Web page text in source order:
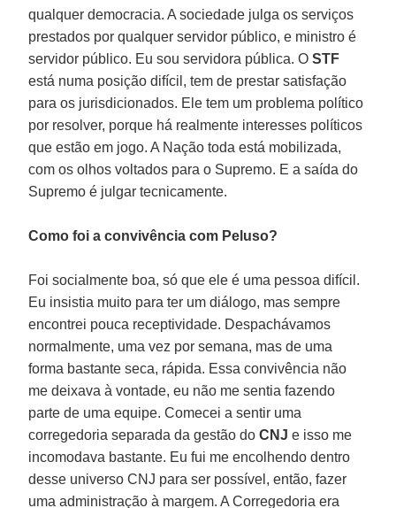
qualquer democracia. A sociedade julga os serviços
prestados por qualquer servidor público, e ministro é
servidor público. Eu sou servidora pública. OSTF
está numa posição difícil, tem de prestar satisfação
para os jurisdicionados. Ele tem um problema político
por resolver, porque há realmente interesses políticos
que estão em jogo. A Nação toda está mobilizada,
com os olhos voltados para o Supremo. E a saída do
Supremo é julgar tecnicamente.
Como foi a convivência com Peluso?
Foi socialmente boa, só que ele é uma pessoa difícil.
Eu insistia muito para ter um diálogo, mas sempre
encontrei pouca receptividade. Despachávamos
normalmente, uma vez por semana, mas de uma
forma bastante seca, rápida. Essa convivência não
me deixava à vontade, eu não me sentia fazendo
parte de uma equipe. Comecei a sentir uma
corregedoria separada da gestão doCNJe isso me
incomodava bastante. Eu fui me encolhendo dentro
desse universo CNJ para ser possível, então, fazer
uma administração à margem. A Corregedoria era